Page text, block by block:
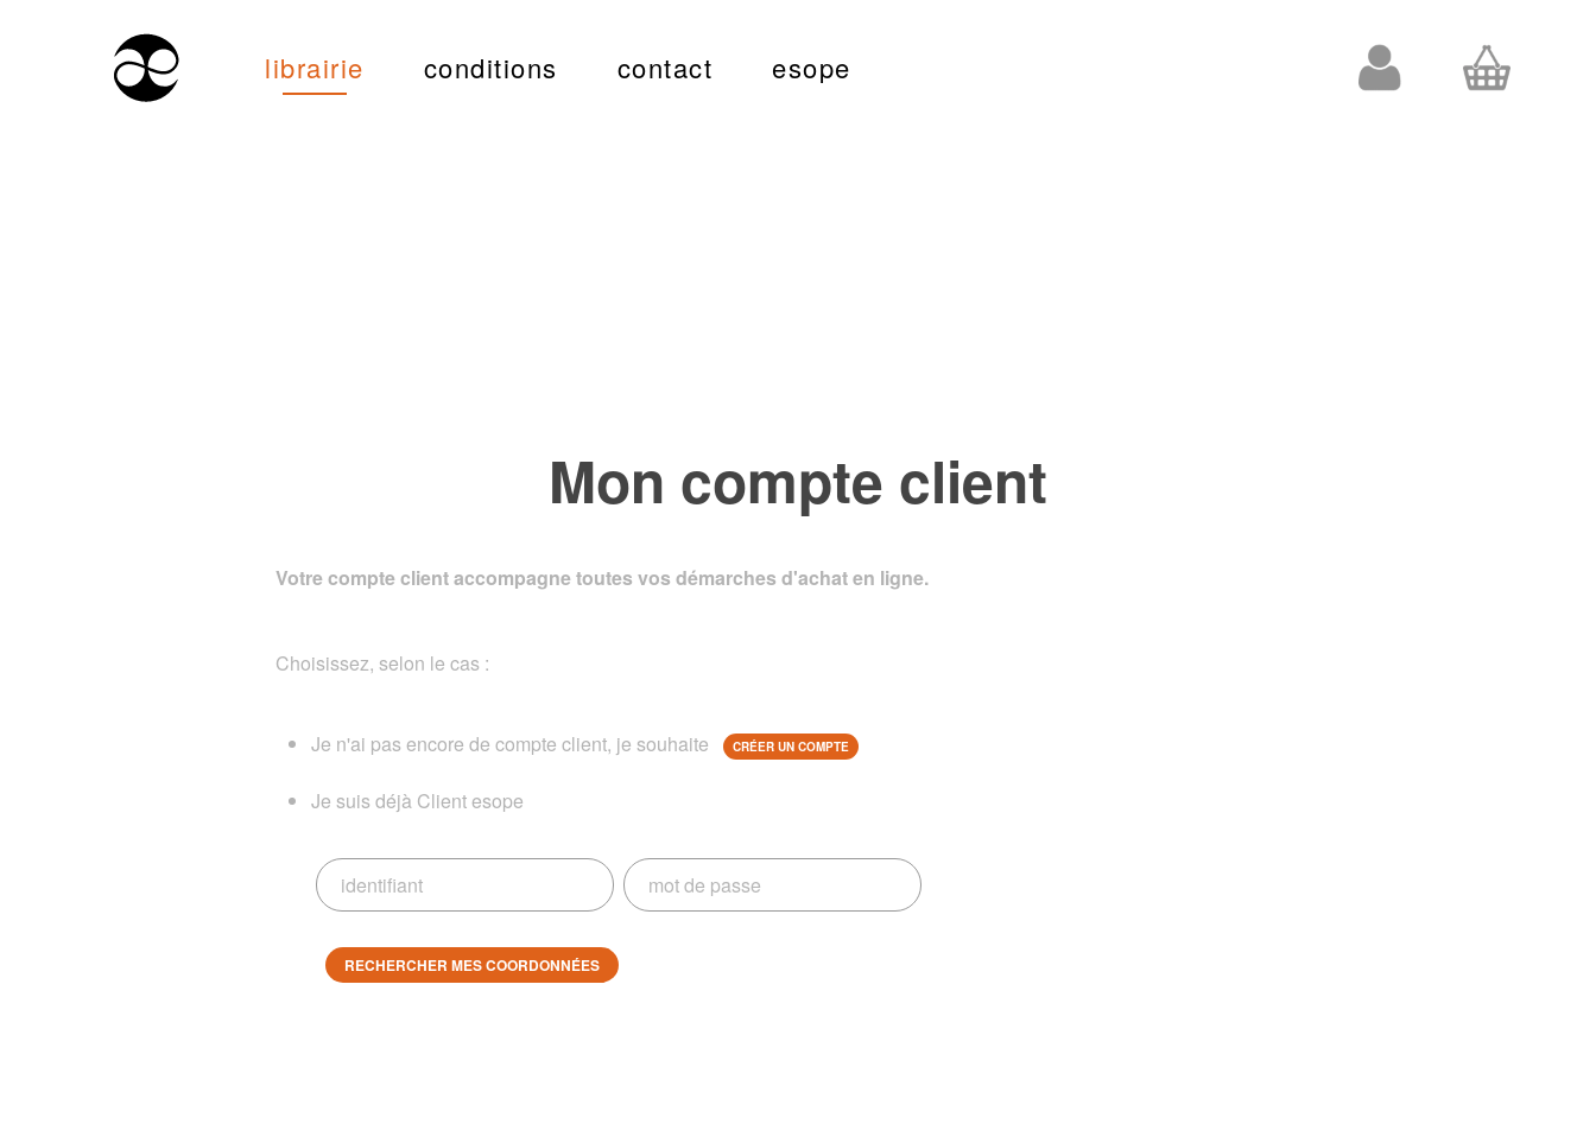
librairie conditions contact esope
Mon compte client
Votre compte client accompagne toutes vos démarches d'achat en ligne.
Choisissez, selon le cas :
Je n'ai pas encore de compte client, je souhaite CRÉER UN COMPTE
Je suis déjà Client esope
RECHERCHER MES COORDONNÉES